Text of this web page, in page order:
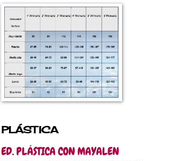
PLÁSTICA
ED. PLÁSTICA CON MAYALEN